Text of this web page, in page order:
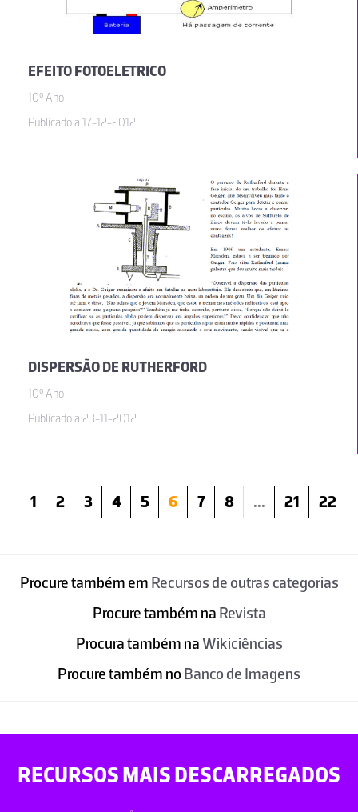
EFEITO FOTOELETRICO
10º Ano
Publicado a 17-12-2012
DISPERSÃO DE RUTHERFORD
10º Ano
Publicado a 23-11-2012
1 2 3 4 5 6 7 8 ... 21 22
Procure também em Recursos de outras categorias
Procure também na Revista
Procura também naWikiciências
Procure também no Banco de Imagens
RECURSOS MAIS DESCARREGADOS